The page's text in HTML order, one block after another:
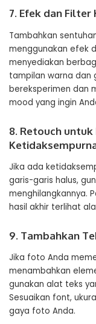
7. Efek dan Filter
Tambahkan
menggunakan efek
menyediakan
tampilan warna dan
bereksperimen dan
mood yang ingin
8. Retouch
Jika ada
garis-garis halus,
menghilangkannya.
hasil akhir terlihat
9. Tambahkan
Jika foto Anda
menambahkan
gunakan alat teks
Sesuaikan font,
gaya foto Anda.